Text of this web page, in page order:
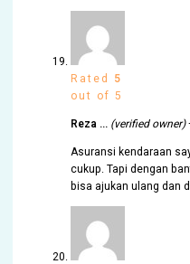
Rated 5
out of 5
Reza … (verified owner)
Asuransi kendaraan
cukup. Tapi dengan
bisa ajukan ulang dan